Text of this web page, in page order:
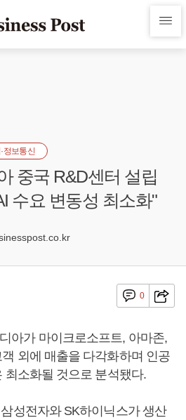
정보통신
중국 R&D센터 설립
수요 변동성 최소화"
0
아가 마이크로소프트, 아마존,
외에 매출을 다각화하며 인공
최소화될 것으로 분석됐다.
성전자와 SK하이닉스가 생산